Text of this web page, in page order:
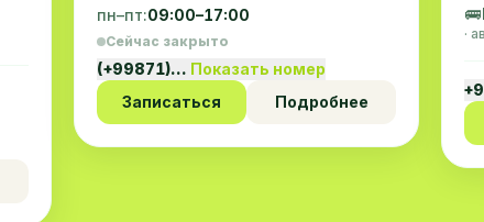
пн–пт:09:00–17:00
Сейчас закрыто
(+99871)… Показать номер
Записаться
Подробнее
🚌
·